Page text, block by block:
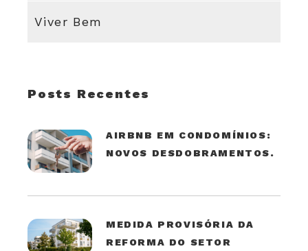
Viver Bem
Posts Recentes
AIRBNB EM CONDOMÍNIOS:
NOVOS DESDOBRAMENTOS.
MEDIDA PROVISÓRIA DA
REFORMA DO SETOR